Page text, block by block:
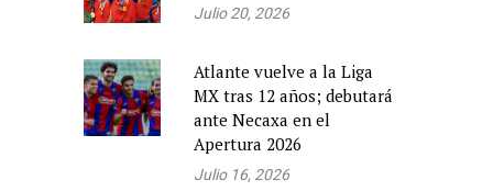
Julio 20, 2026
Atlante vuelve a la Liga
MX tras 12 años; debutará
ante Necaxa en el
Apertura 2026
Julio 16, 2026